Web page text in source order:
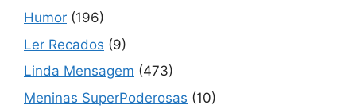
Humor (196)
Ler Recados (9)
Linda Mensagem (473)
Meninas SuperPoderosas (10)